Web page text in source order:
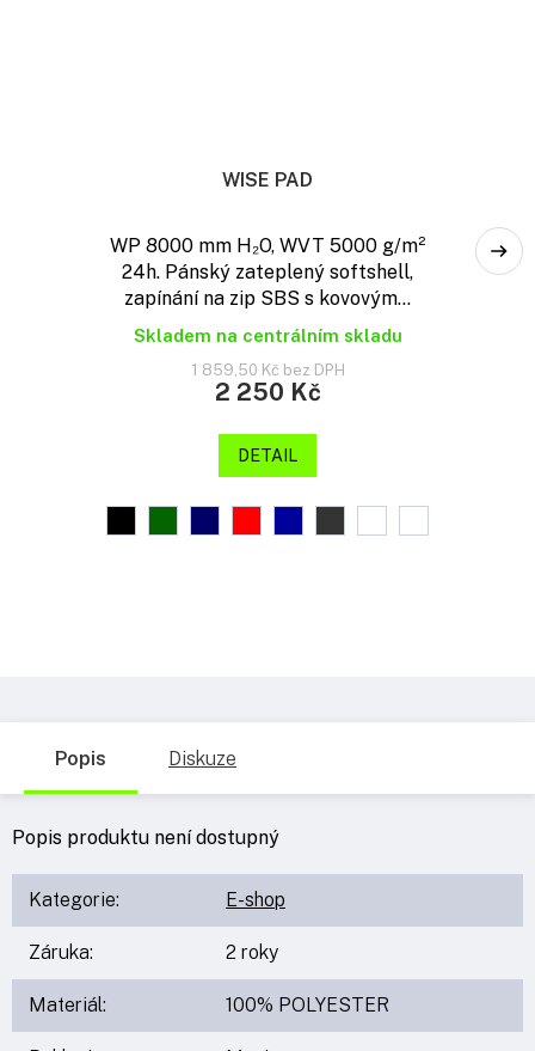
WISE PAD
WP 8000 mm H₂O, WVT 5000 g/m²
24h. Pánský zateplený softshell,
zapínání na zip SBS s kovovým...
Skladem na centrálním skladu
1 859,50 Kč bez DPH
2 250 Kč
DETAIL
Popis Diskuze
Popis produktu není dostupný
Kategorie: E-shop
Záruka: 2 roky
Materiál: 100% POLYESTER